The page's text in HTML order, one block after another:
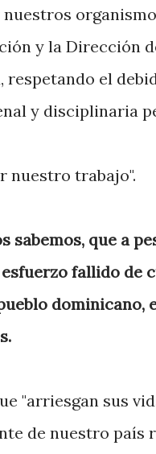
y la Dirección
el
y disciplinaria
nuestro trabajo".
sabemos, que a
esfuerzo fallido
dominicano,
"arriesgan sus
de nuestro país